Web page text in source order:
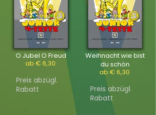
O Jubel O Freud
ab € 6,30
Preis abzügl.
Rabatt
Weihnacht wie bist
du schön
ab € 6,30
Preis abzügl.
Rabatt